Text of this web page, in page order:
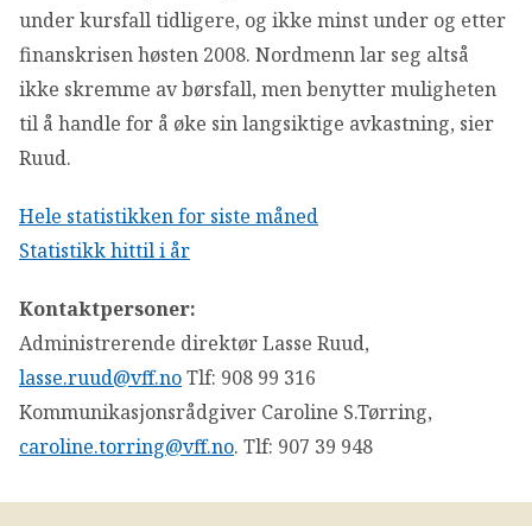
under kursfall tidligere, og ikke minst under og etter
finanskrisen høsten 2008. Nordmenn lar seg altså
ikke skremme av børsfall, men benytter muligheten
til å handle for å øke sin langsiktige avkastning, sier
Ruud.
Hele statistikken for siste måned
Statistikk hittil i år
Kontaktpersoner:
Administrerende direktør Lasse Ruud,
lasse.ruud@vff.noTlf: 908 99 316
Kommunikasjonsrådgiver Caroline S.Tørring,
caroline.torring@vff.no. Tlf: 907 39 948